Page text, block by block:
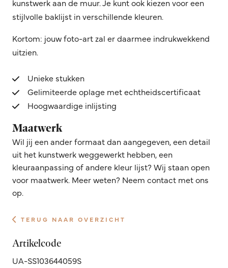
kunstwerk aan de muur. Je kunt ook kiezen voor een
stijlvolle baklijst in verschillende kleuren.
Kortom: jouw foto-art zal er daarmee indrukwekkend
uitzien.
Unieke stukken
Gelimiteerde oplage met echtheidscertificaat
Hoogwaardige inlijsting
Maatwerk
Wil jij een ander formaat dan aangegeven, een detail
uit het kunstwerk weggewerkt hebben, een
kleuraanpassing of andere kleur lijst? Wij staan open
voor maatwerk. Meer weten? Neem contact met ons
op.
TERUG NAAR OVERZICHT
Artikelcode
UA-SS103644059S